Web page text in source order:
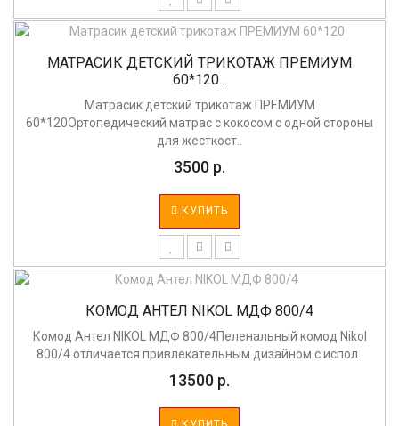
МАТРАСИК ДЕТСКИЙ ТРИКОТАЖ ПРЕМИУМ
60*120...
Матрасик детский трикотаж ПРЕМИУМ
60*120Ортопедический матрас с кокосом с одной стороны
для жесткост..
3500 р.
КУПИТЬ
КОМОД АНТЕЛ NIKOL МДФ 800/4
Комод Антел NIKOL МДФ 800/4Пеленальный комод Nikol
800/4 отличается привлекательным дизайном с испол..
13500 р.